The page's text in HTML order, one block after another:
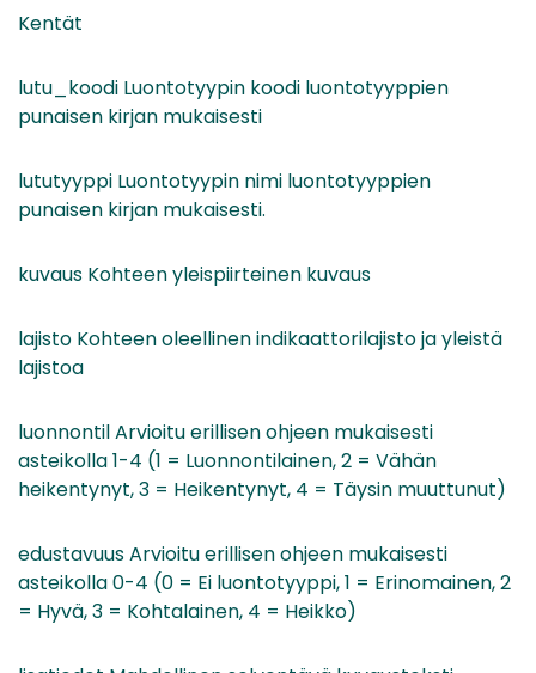
Kentät
lutu_koodi Luontotyypin koodi luontotyyppien
punaisen kirjan mukaisesti
lututyyppi Luontotyypin nimi luontotyyppien
punaisen kirjan mukaisesti.
kuvaus Kohteen yleispiirteinen kuvaus
lajisto Kohteen oleellinen indikaattorilajisto ja yleistä
lajistoa
luonnontil Arvioitu erillisen ohjeen mukaisesti
asteikolla 1-4 (1 = Luonnontilainen, 2 = Vähän
heikentynyt, 3 = Heikentynyt, 4 = Täysin muuttunut)
edustavuus Arvioitu erillisen ohjeen mukaisesti
asteikolla 0-4 (0 = Ei luontotyyppi, 1 = Erinomainen, 2
= Hyvä, 3 = Kohtalainen, 4 = Heikko)